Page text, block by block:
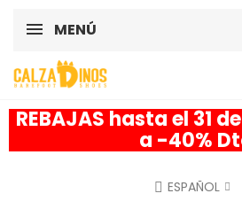
MENÚ
REBAJAS hasta el 31
a -40%
ESPAÑOL